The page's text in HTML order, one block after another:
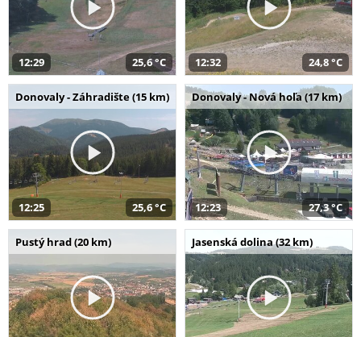
12:29 25,6 °C 12:32 24,8 °C
Donovaly - Záhradište (15 km)
12:25 25,6 °C
Donovaly - Nová hoľa (17 km)
12:23 27,3 °C
Pustý hrad (20 km) Jasenská dolina (32 km)